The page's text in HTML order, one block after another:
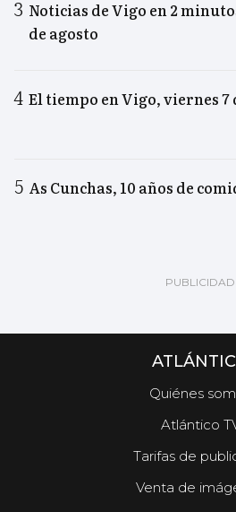
Noticias de Vigo en 2
de agosto
El tiempo en Vigo, viernes 7
As Cunchas, 10 años de
Quiénes
Atlántico
Tarifas de
Venta de